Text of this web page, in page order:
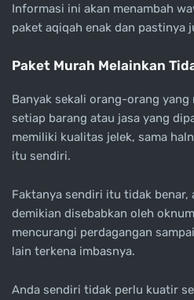
Informasi ini akan menambah
paket aqiqah enak dan pastinya
Paket Murah Melainkan
Banyak sekali orang-orang
setiap barang atau jasa yang
memiliki kualitas jelek, sama
itu sendiri.
Faktanya sendiri itu tidak benar,
demikian disebabkan oleh
mencurangi perdagangan
lain terkena imbasnya.
Anda sendiri tidak perlu kuatir